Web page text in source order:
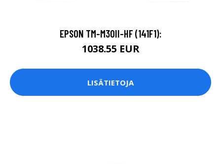
EPSON TM-M30II-HF (141F1):
1038.55 EUR
LISÄTIETOJA